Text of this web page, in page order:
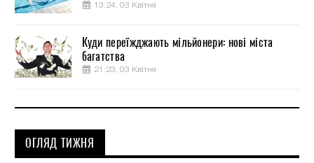
13:24, 03 Квітня
Куди переїжджають мільйонери: нові міста
багатства
21:23, 03 Квітня
ОГЛЯД ТИЖНЯ